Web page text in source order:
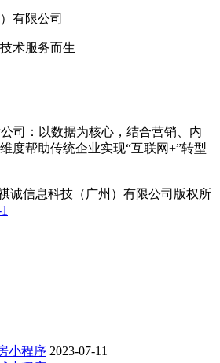
术服务而生
司：以数据为核心，结合营销、内
度帮助传统企业实现“互联网+”转型
诚信息科技（广州）有限公司版权所
小程序 2023-07-11